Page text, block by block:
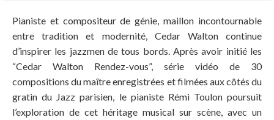
Pianiste et compositeur de génie, maillon incontournable
entre tradition et modernité, Cedar Walton continue
d’inspirer les jazzmen de tous bords. Après avoir initié les
“Cedar Walton Rendez-vous”, série vidéo de 30
compositions du maître enregistrées et filmées aux côtés du
gratin du Jazz parisien, le pianiste Rémi Toulon poursuit
l’exploration de cet héritage musical sur scène, avec un